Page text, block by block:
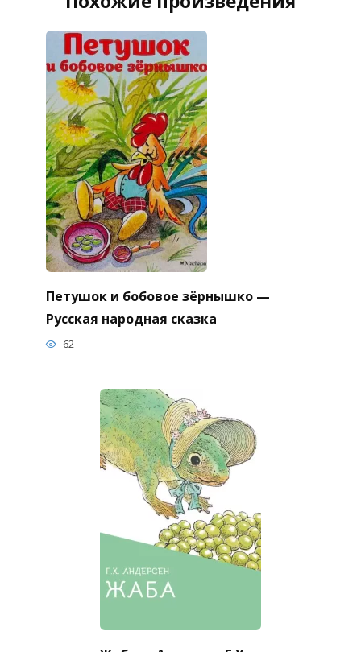
Петушок и бобовое зёрнышко —
Русская народная сказка
62